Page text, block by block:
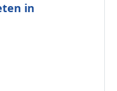
in